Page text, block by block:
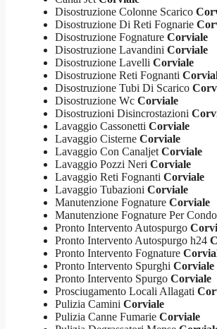
Disostruzione Colonne Scarico
Disostruzione Di Reti Fognarie
Disostruzione Fognature Corviale
Disostruzione Lavandini Corviale
Disostruzione Lavelli Corviale
Disostruzione Reti Fognanti
Disostruzione Tubi Di Scarico
Disostruzione Wc Corviale
Disostruzioni Disincrostazioni
Lavaggio Cassonetti Corviale
Lavaggio Cisterne Corviale
Lavaggio Con Canaljet Corviale
Lavaggio Pozzi Neri Corviale
Lavaggio Reti Fognanti Corviale
Lavaggio Tubazioni Corviale
Manutenzione Fognature Corviale
Manutenzione Fognature Per
Pronto Intervento Autospurgo
Pronto Intervento Autospurgo h24
Pronto Intervento Fognature
Pronto Intervento Spurghi Corviale
Pronto Intervento Spurgo Corviale
Prosciugamento Locali Allagati
Pulizia Camini Corviale
Pulizia Canne Fumarie Corviale